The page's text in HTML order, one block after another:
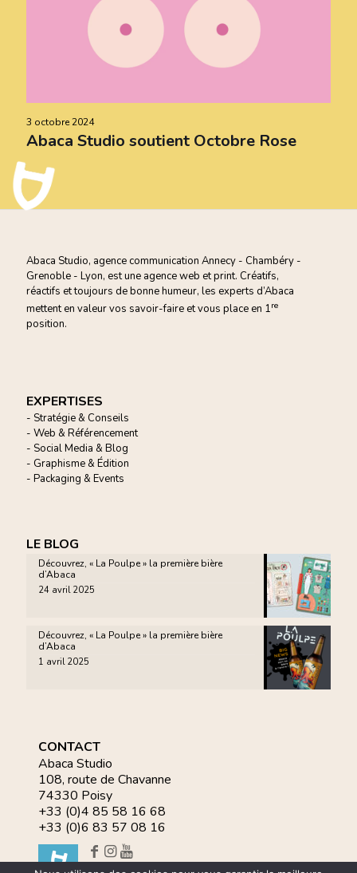
3 octobre 2024
Abaca Studio soutient Octobre Rose
Abaca Studio, agence communication Annecy - Chambéry -
Grenoble - Lyon, est une agence web et print. Créatifs,
réactifs et toujours de bonne humeur, les experts d’Abaca
mettent en valeur vos savoir-faire et vous place en 1re
position.
EXPERTISES
- Stratégie & Conseils
- Web & Référencement
- Social Media & Blog
- Graphisme & Édition
- Packaging & Events
LE BLOG
Découvrez, « La Poulpe » la première bière
d’Abaca
24 avril 2025
Découvrez, « La Poulpe » la première bière
d’Abaca
1 avril 2025
CONTACT
Abaca Studio
108, route de Chavanne
74330 Poisy
+33 (0)4 85 58 16 68
+33 (0)6 83 57 08 16